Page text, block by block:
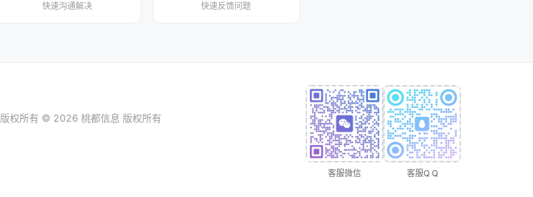
快速沟通解决 快速反馈问题
版权所有 © 2026 桃都信息 版权所有
客服微信 客服Q Q